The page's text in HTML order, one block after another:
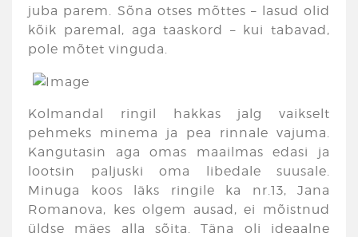
juba parem. Sõna otses mõttes – lasud olid
kõik paremal, aga taaskord – kui tabavad,
pole mõtet vinguda.
Kolmandal ringil hakkas jalg vaikselt
pehmeks minema ja pea rinnale vajuma.
Kangutasin aga omas maailmas edasi ja
lootsin paljuski oma libedale suusale.
Minuga koos läks ringile ka nr.13, Jana
Romanova, kes olgem ausad, ei mõistnud
üldse mäes alla sõita. Täna oli ideaalne